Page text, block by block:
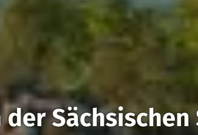
Sächsischen